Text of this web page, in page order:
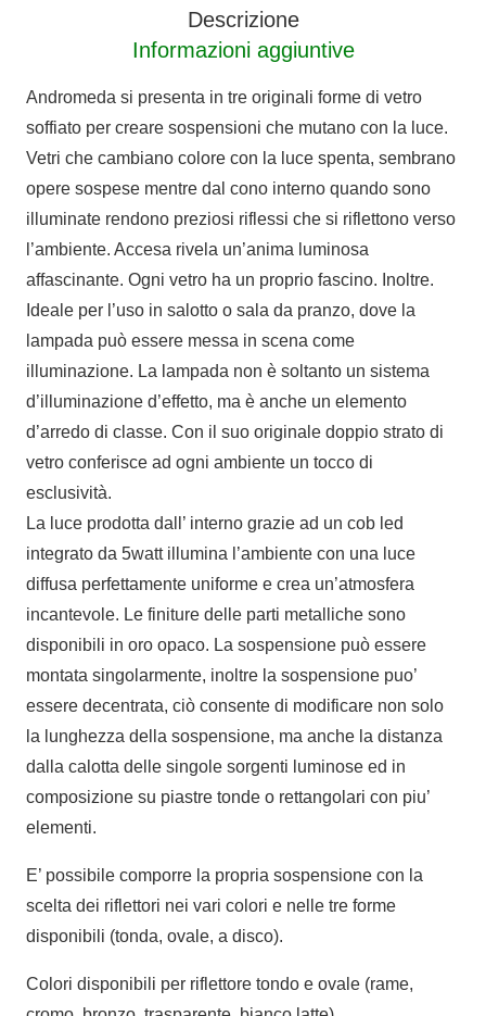
Descrizione
Informazioni aggiuntive
Andromeda si presenta in tre originali forme di vetro
soffiato per creare sospensioni che mutano con la luce.
Vetri che cambiano colore con la luce spenta, sembrano
opere sospese mentre dal cono interno quando sono
illuminate rendono preziosi riflessi che si riflettono verso
l’ambiente. Accesa rivela un’anima luminosa
affascinante. Ogni vetro ha un proprio fascino. Inoltre.
Ideale per l’uso in salotto o sala da pranzo, dove la
lampada può essere messa in scena come
illuminazione. La lampada non è soltanto un sistema
d’illuminazione d’effetto, ma è anche un elemento
d’arredo di classe. Con il suo originale doppio strato di
vetro conferisce ad ogni ambiente un tocco di
esclusività.
La luce prodotta dall’ interno grazie ad un cob led
integrato da 5watt illumina l’ambiente con una luce
diffusa perfettamente uniforme e crea un’atmosfera
incantevole. Le finiture delle parti metalliche sono
disponibili in oro opaco. La sospensione può essere
montata singolarmente, inoltre la sospensione puo’
essere decentrata, ciò consente di modificare non solo
la lunghezza della sospensione, ma anche la distanza
dalla calotta delle singole sorgenti luminose ed in
composizione su piastre tonde o rettangolari con piu’
elementi.
E’ possibile comporre la propria sospensione con la
scelta dei riflettori nei vari colori e nelle tre forme
disponibili (tonda, ovale, a disco).
Colori disponibili per riflettore tondo e ovale (rame,